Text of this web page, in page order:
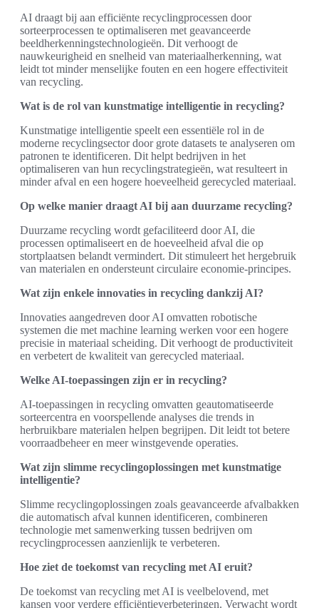
AI draagt bij aan efficiënte recyclingprocessen door
sorteerprocessen te optimaliseren met geavanceerde
beeldherkenningstechnologieën. Dit verhoogt de
nauwkeurigheid en snelheid van materiaalherkenning, wat
leidt tot minder menselijke fouten en een hogere effectiviteit
van recycling.
Wat is de rol van kunstmatige intelligentie in recycling?
Kunstmatige intelligentie speelt een essentiële rol in de
moderne recyclingsector door grote datasets te analyseren om
patronen te identificeren. Dit helpt bedrijven in het
optimaliseren van hun recyclingstrategieën, wat resulteert in
minder afval en een hogere hoeveelheid gerecycled materiaal.
Op welke manier draagt AI bij aan duurzame recycling?
Duurzame recycling wordt gefaciliteerd door AI, die
processen optimaliseert en de hoeveelheid afval die op
stortplaatsen belandt vermindert. Dit stimuleert het hergebruik
van materialen en ondersteunt circulaire economie-principes.
Wat zijn enkele innovaties in recycling dankzij AI?
Innovaties aangedreven door AI omvatten robotische
systemen die met machine learning werken voor een hogere
precisie in materiaal scheiding. Dit verhoogt de productiviteit
en verbetert de kwaliteit van gerecycled materiaal.
Welke AI-toepassingen zijn er in recycling?
AI-toepassingen in recycling omvatten geautomatiseerde
sorteercentra en voorspellende analyses die trends in
herbruikbare materialen helpen begrijpen. Dit leidt tot betere
voorraadbeheer en meer winstgevende operaties.
Wat zijn slimme recyclingoplossingen met kunstmatige
intelligentie?
Slimme recyclingoplossingen zoals geavanceerde afvalbakken
die automatisch afval kunnen identificeren, combineren
technologie met samenwerking tussen bedrijven om
recyclingprocessen aanzienlijk te verbeteren.
Hoe ziet de toekomst van recycling met AI eruit?
De toekomst van recycling met AI is veelbelovend, met
kansen voor verdere efficiëntieverbeteringen. Verwacht wordt